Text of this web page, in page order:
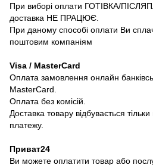
При виборі оплати ГОТІВКА/
доставка НЕ ПРАЦЮЄ.
При даному способі оплати Ви
поштовим компаніям
Visa / MasterCard
Оплата замовлення онлайн
MasterCard.
Оплата без комісій.
Доставка товару відбувається
платежу.
Приват24
Ви можете оплатити товар або